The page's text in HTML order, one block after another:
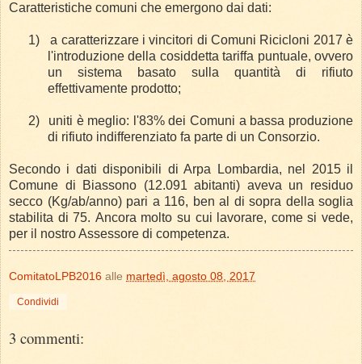
Caratteristiche comuni che emergono dai dati:
1)
a caratterizzare i vincitori di Comuni Ricicloni 2017 è
l'introduzione della cosiddetta tariffa puntuale, ovvero
un sistema basato sulla quantità di rifiuto
effettivamente prodotto;
2)
uniti è meglio: l'83% dei Comuni a bassa produzione
di rifiuto indifferenziato fa parte di un Consorzio.
Secondo i dati disponibili di Arpa Lombardia, nel 2015 il
Comune di Biassono (12.091 abitanti) aveva un residuo
secco (Kg/ab/anno) pari a 116, ben al di sopra della soglia
stabilita di 75. Ancora molto su cui lavorare, come si vede,
per il nostro Assessore di competenza.
ComitatoLPB2016 alle martedì, agosto 08, 2017
Condividi
3 commenti: